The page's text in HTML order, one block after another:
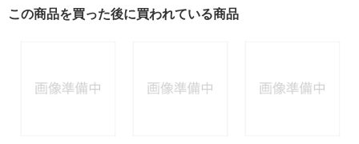
この商品を買った後に買われている商品